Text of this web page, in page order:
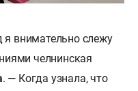
внимательно слежу
челнинская
. — Когда узнала, что